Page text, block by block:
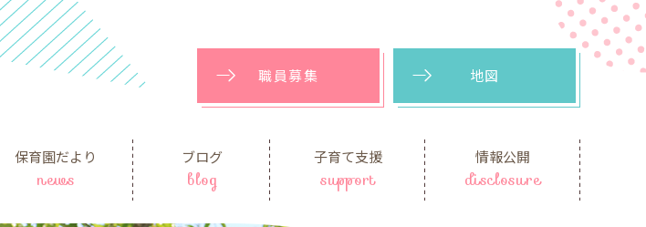
職員募集 地図
保育園だより
news
ブログ
blog
子育て支援
support
情報公開
disclosure